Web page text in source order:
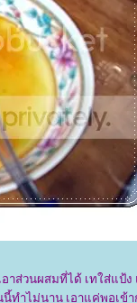
ส่วนผสมที่ได้ เทใส่แป้ง
ทำไม่นาน เอาแค่พอเข้